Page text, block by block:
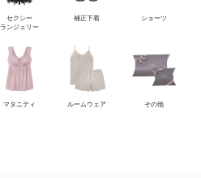
セクシー
ランジェリー
補正下着 ショーツ
マタニティ ルームウェア その他